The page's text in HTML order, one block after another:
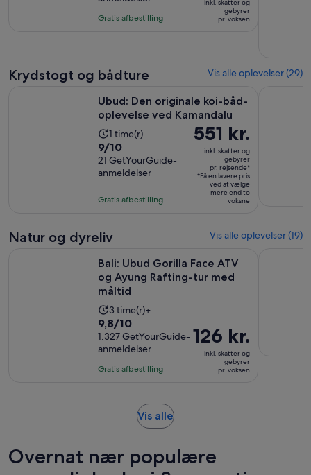
5
timer
10
Gratis afbestilling
223 kr.
inkl. skatter og
gebyrer
pr. voksen
Krydstogt og bådture Vis alle oplevelser (29)
Ubud: Den originale koi-båd-
oplevelse ved Kamandalu
Oplevelsens
varighed
er
1
1 time(r)
9.0
ud
af
med
anmeldelser
9/10
21 GetYourGuide-
anmeldelser
Gratis afbestilling
Prisen
er
551 kr.
pr.
rejsende*
551 kr.
inkl. skatter og
gebyrer
pr. rejsende*
*Få en lavere pris
ved at vælge
mere end to
voksne
Ubud: Den originale koi-båd-oplevelse ved Kamandalu
Natur og dyreliv Vis alle oplevelser (19)
Bali: Ubud Gorilla Face ATV
og Ayung Rafting-tur med
måltid
Oplevelsens
varighed
er
3
timer
3 time(r)+
9.8
ud
af
10
anmeldelser
9,8/10
1.327 GetYourGuide-
anmeldelser
Gratis afbestilling
Prisen
er
126 kr.
126 kr.
inkl. skatter og
gebyrer
pr. voksen
Vis alleÅbner
ny
Overnat nær populære